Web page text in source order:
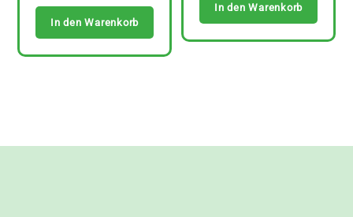
In den Warenkorb
In den Warenkorb